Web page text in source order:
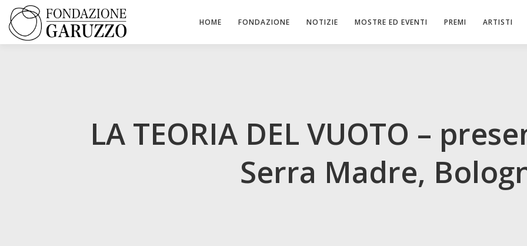
Passa
contenuto
HOME FONDAZIONE NOTIZIE MOSTRE ED EVENTI PREMI ARTISTI
LA TEORIA DEL VUOTO –
Serra Madre,